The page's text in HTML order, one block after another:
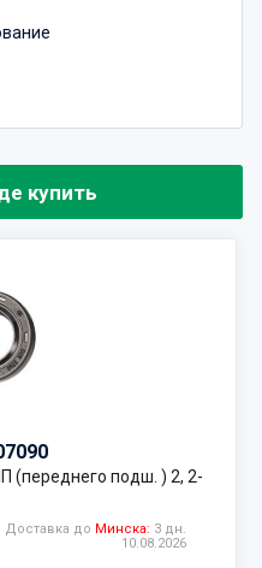
купить
(переднего подш. ) 2, 2-
Доставка до Минска: 3 дн.
10.08.2026